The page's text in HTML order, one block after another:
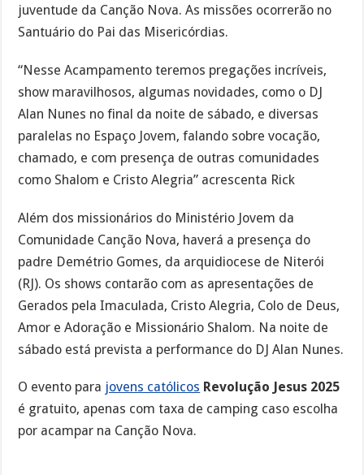
juventude da Canção Nova. As missões ocorrerão no
Santuário do Pai das Misericórdias.
“Nesse Acampamento teremos pregações incríveis,
show maravilhosos, algumas novidades, como o DJ
Alan Nunes no final da noite de sábado, e diversas
paralelas no Espaço Jovem, falando sobre vocação,
chamado, e com presença de outras comunidades
como Shalom e Cristo Alegria” acrescenta Rick
Além dos missionários do Ministério Jovem da
Comunidade Canção Nova, haverá a presença do
padre Demétrio Gomes, da arquidiocese de Niterói
(RJ). Os shows contarão com as apresentações de
Gerados pela Imaculada, Cristo Alegria, Colo de Deus,
Amor e Adoração e Missionário Shalom. Na noite de
sábado está prevista a performance do DJ Alan Nunes.
O evento para jovens católicos Revolução Jesus 2025
é gratuito, apenas com taxa de camping caso escolha
por acampar na Canção Nova.